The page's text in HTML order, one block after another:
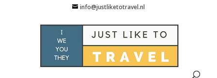
info@justliketotravel.nl